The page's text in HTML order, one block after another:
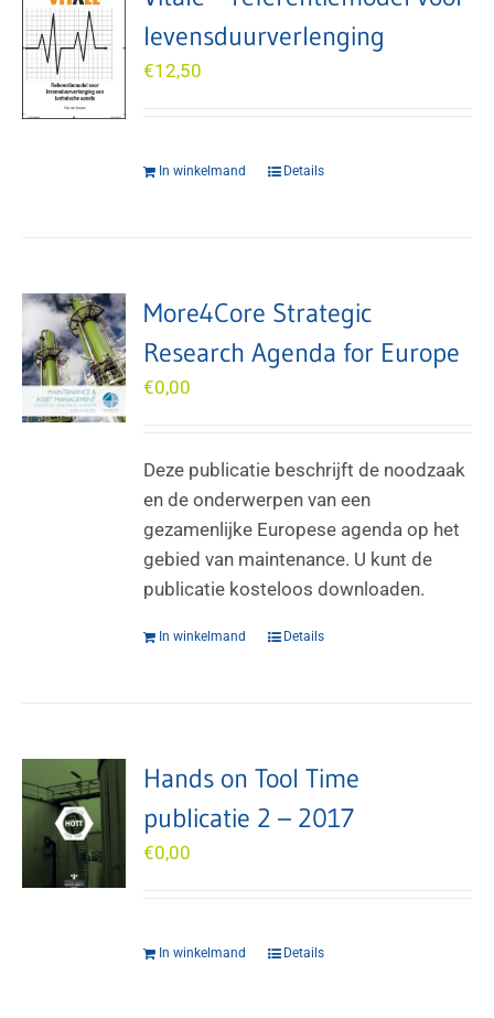
levensduurverlenging
€12,50
In winkelmand Details
More4Core Strategic
Research Agenda for Europe
€0,00
Deze publicatie beschrijft de noodzaak
en de onderwerpen van een
gezamenlijke Europese agenda op het
gebied van maintenance. U kunt de
publicatie kosteloos downloaden.
In winkelmand Details
Hands on Tool Time
publicatie 2 – 2017
€0,00
In winkelmand Details